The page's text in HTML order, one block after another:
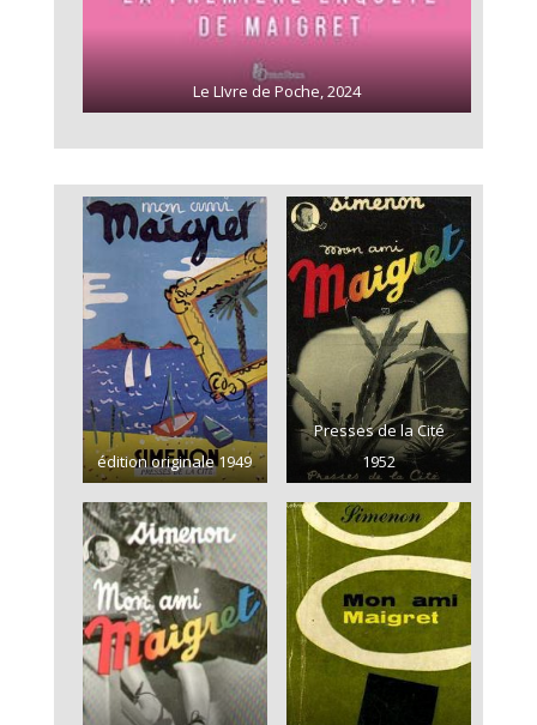
Le LIvre de Poche, 2024
édition originale 1949
Presses de la Cité
1952